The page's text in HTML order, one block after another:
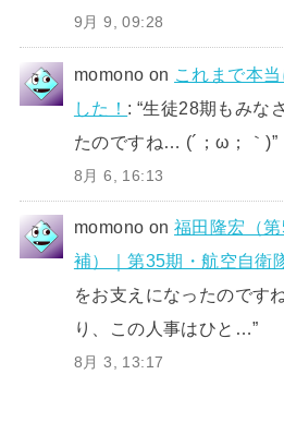
9月 9, 09:28
momono on これまで本
した！ : “生徒28期もみな
たのですね… (´；ω；｀)”
8月 6, 16:13
momono on福田隆宏（
補）｜第35期・航空自衛
をお支えになったのです
り、この人事はひと…”
8月 3, 13:17